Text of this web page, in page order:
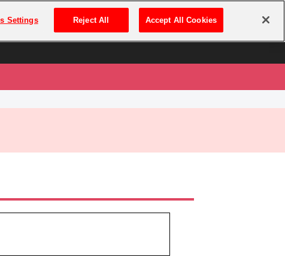
とは ログイン・新規登録
Settings Reject All Accept All Cookies